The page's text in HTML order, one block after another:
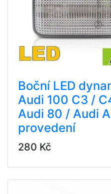
Boční LED
Audi 100 C3 /
Audi 80 / Audi
provedení
280 Kč